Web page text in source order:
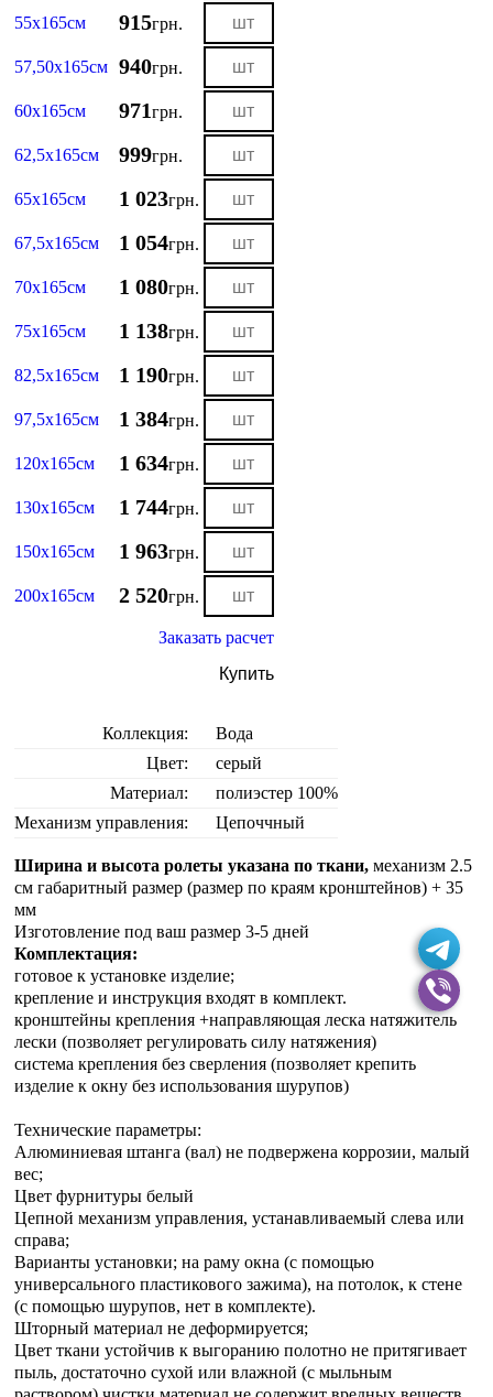
55х165см 915грн.
57,50х165см 940грн.
60х165см 971грн.
62,5х165см 999грн.
65х165см 1 023грн.
67,5х165см 1 054грн.
70х165см 1 080грн.
75х165см 1 138грн.
82,5х165см 1 190грн.
97,5х165см 1 384грн.
120х165см 1 634грн.
130х165см 1 744грн.
150х165см 1 963грн.
200х165см 2 520грн.
Заказать расчет
Купить
Коллекция:
Вода
Цвет:
серый
Материал:
полиэстер 100%
Механизм управления:
Цепоччный
Ширина и высота ролеты указана по ткани,механизм 2.5
см габаритный размер (размер по краям кронштейнов) + 35
мм
Изготовление под ваш размер 3-5 дней
Комплектация:
готовое к установке изделие;
крепление и инструкция входят в комплект.
кронштейны крепления +направляющая леска натяжитель
лески (позволяет регулировать силу натяжения)
система крепления без сверления (позволяет крепить
изделие к окну без использования шурупов)
Технические параметры:
Алюминиевая штанга (вал) не подвержена коррозии, малый
вес;
Цвет фурнитуры белый
Цепной механизм управления, устанавливаемый слева или
справа;
Варианты установки; на раму окна (с помощью
универсального пластикового зажима), на потолок, к стене
(с помощью шурупов, нет в комплекте).
Шторный материал не деформируется;
Цвет ткани устойчив к выгоранию полотно не притягивает
пыль, достаточно сухой или влажной (с мыльным